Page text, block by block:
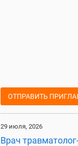
ОТПРАВИТЬ
29 июля, 2026
Врач